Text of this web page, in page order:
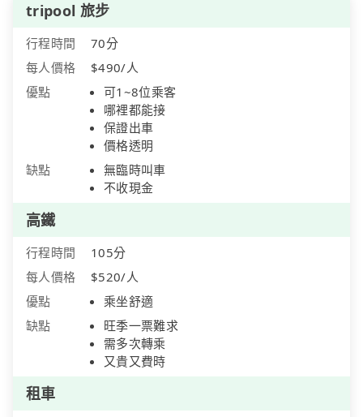
tripool 旅步
行程時間
70分
每人價格
$490/人
優點
可1~8位乘客
哪裡都能接
保證出車
價格透明
缺點
無臨時叫車
不收現金
高鐵
行程時間
105分
每人價格
$520/人
優點
乘坐舒適
缺點
旺季一票難求
需多次轉乘
又貴又費時
租車